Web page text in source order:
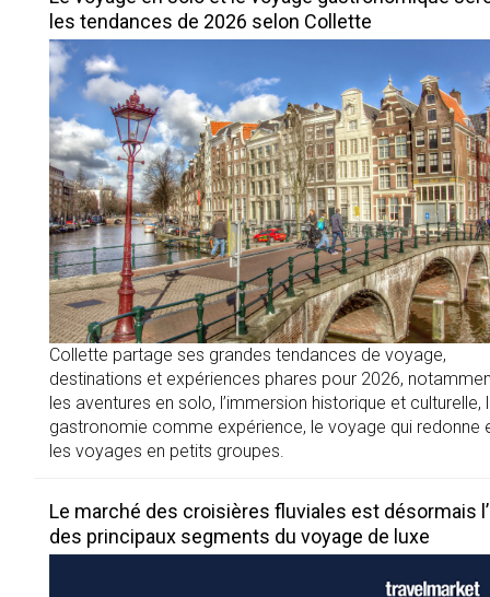
les tendances de 2026 selon Collette
Collette partage ses grandes tendances de voyage,
destinations et expériences phares pour 2026,
les aventures en solo, l’immersion historique et culturelle,
gastronomie comme expérience, le voyage qui redonne
les voyages en petits groupes.
Le marché des croisières fluviales est désormais
des principaux segments du voyage de luxe